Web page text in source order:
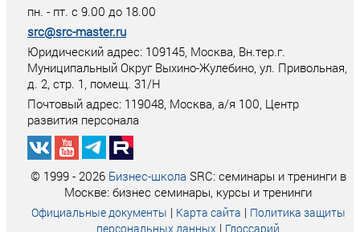
пн. - пт. с 9.00 до 18.00
src@src-master.ru
Юридический адрес: 109145, Москва, Вн.тер.г.
Муниципальный Округ Выхино-Жулебино, ул. Привольная,
д. 2, стр. 1, помещ. 31/Н
Почтовый адрес: 119048, Москва, а/я 100, Центр
развития персонала
© 1999 - 2026 Бизнес-школа SRC: семинары и тренинги в
Москве: бизнес семинары, курсы и тренинги
Официальные документы | Карта сайта | Политика защиты
персональных данных | Глоссарий